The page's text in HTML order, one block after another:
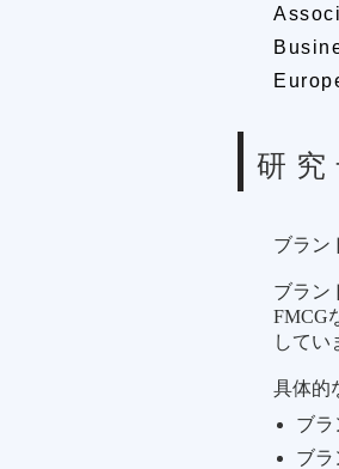
研究
ブラン
ブラン
FMCG
してい
具体的
ブラ
ブ